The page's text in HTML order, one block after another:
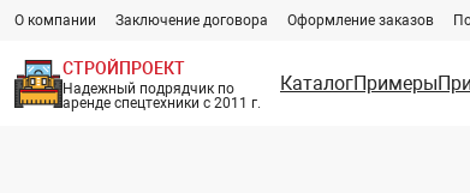
О компании Заключение договора Оформление заказов
СТРОЙПРОЕКТ
Надежный подрядчик по
аренде спецтехники с 2011 г.
КаталогПримеры